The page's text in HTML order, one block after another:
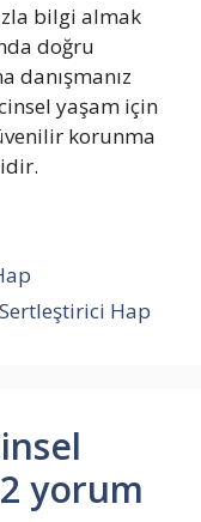
bilgi almak
doğru
danışmanız
yaşam için
korunma
Hap
yorum